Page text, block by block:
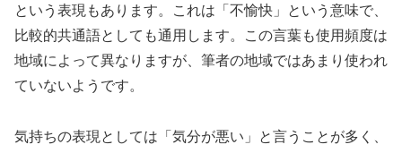
という表現もあります。これは「不愉快」という意味で、
比較的共通語としても通用します。この言葉も使用頻度は
地域によって異なりますが、筆者の地域ではあまり使われ
ていないようです。
気持ちの表現としては「気分が悪い」と言うことが多く、